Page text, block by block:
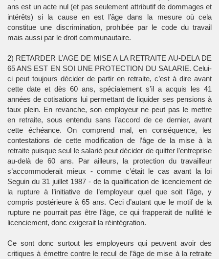
ans est un acte nul (et pas seulement attributif de dommages et
intérêts) si la cause en est l’âge dans la mesure où cela
constitue une discrimination, prohibée par le code du travail
mais aussi par le droit communautaire.
2) RETARDER L’AGE DE MISE A LA RETRAITE AU-DELA DE
65 ANS EST EN SOI UNE PROTECTION DU SALARIE. Celui-
ci peut toujours décider de partir en retraite, c’est à dire avant
cette date et dès 60 ans, spécialement s’il a acquis les 41
années de cotisations lui permettant de liquider ses pensions à
taux plein. En revanche, son employeur ne peut pas le mettre
en retraite, sous entendu sans l’accord de ce dernier, avant
cette échéance. On comprend mal, en conséquence, les
contestations de cette modification de l’âge de la mise à la
retraite puisque seul le salarié peut décider de quitter l’entreprise
au-delà de 60 ans. Par ailleurs, la protection du travailleur
s’accommoderait mieux - comme c’était le cas avant la loi
Seguin du 31 juillet 1987 - de la qualification de licenciement de
la rupture à l’initiative de l’employeur quel que soit l’âge, y
compris postérieure à 65 ans. Ceci d’autant que le motif de la
rupture ne pourrait pas être l’âge, ce qui frapperait de nullité le
licenciement, donc exigerait la réintégration.
Ce sont donc surtout les employeurs qui peuvent avoir des
critiques à émettre contre le recul de l’âge de mise à la retraite